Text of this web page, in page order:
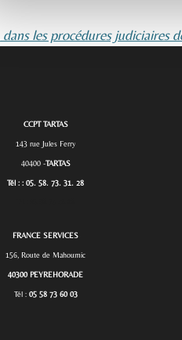
CCPT TARTAS
143 rue Jules Ferry
40400 -TARTAS
Tél : : 05. 58. 73. 31. 28
FRANCE SERVICES
156, Route de Mahoumic
40300 PEYREHORADE
Tél : 05 58 73 60 03